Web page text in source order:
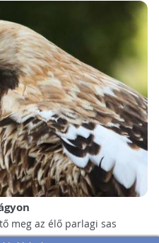
meg az élő parlagi sas